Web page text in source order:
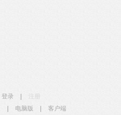
登录
电脑版
客户端